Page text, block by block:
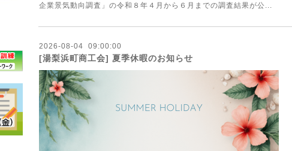
企業景気動向調査」の令和８年４月から６月までの調査結果が公...
2026-08-04 09:00:00
[湯梨浜町商工会] 夏季休暇のお知らせ